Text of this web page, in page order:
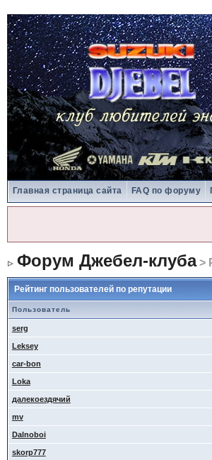
Главная страница сайта FAQ по форуму
Форум Джебел-клуба>
Рейтинг пользователей по репутации
Пользователь
serg
Leksey
car-bon
Loka
далекоездячий
mv
Dalnoboi
skorp777